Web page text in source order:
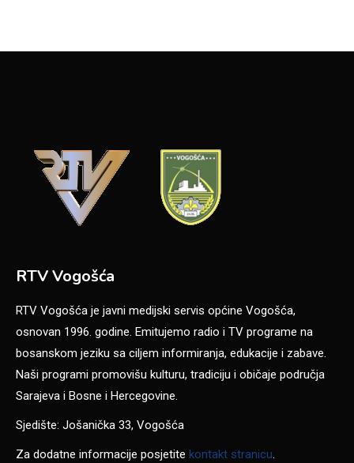
RTV Vogošća
RTV Vogošća je javni medijski servis općine Vogošća,
osnovan 1996. godine. Emitujemo radio i TV programe na
bosanskom jeziku sa ciljem informiranja, edukacije i zabave.
Naši programi promovišu kulturu, tradiciju i običaje područja
Sarajeva i Bosne i Hercegovine.
Sjedište: Jošanička 33, Vogošća
Za dodatne informacije posjetite kontakt stranicu.